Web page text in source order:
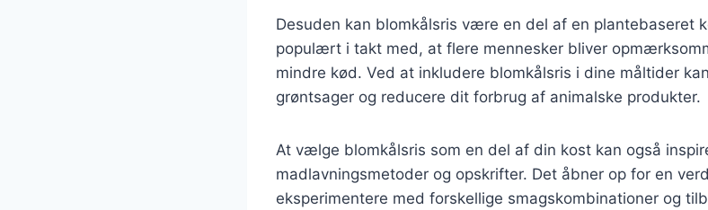
Desuden kan blomkålsris være en del af en plantebaseret
populært i takt med, at flere mennesker bliver
mindre kød. Ved at inkludere blomkålsris i dine måltider
grøntsager og reducere dit forbrug af animalske produkter.
At vælge blomkålsris som en del af din kost kan også
madlavningsmetoder og opskrifter. Det åbner op for en
eksperimentere med forskellige smagskombinationer og